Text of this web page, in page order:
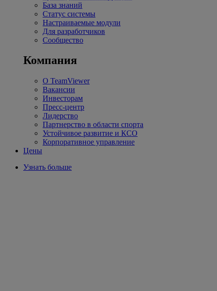
База знаний
Статус системы
Настраиваемые модули
Для разработчиков
Сообщество
Компания
О TeamViewer
Вакансии
Инвесторам
Пресс-центр
Лидерство
Партнерство в области спорта
Устойчивое развитие и КСО
Корпоративное управление
Цены
Узнать больше